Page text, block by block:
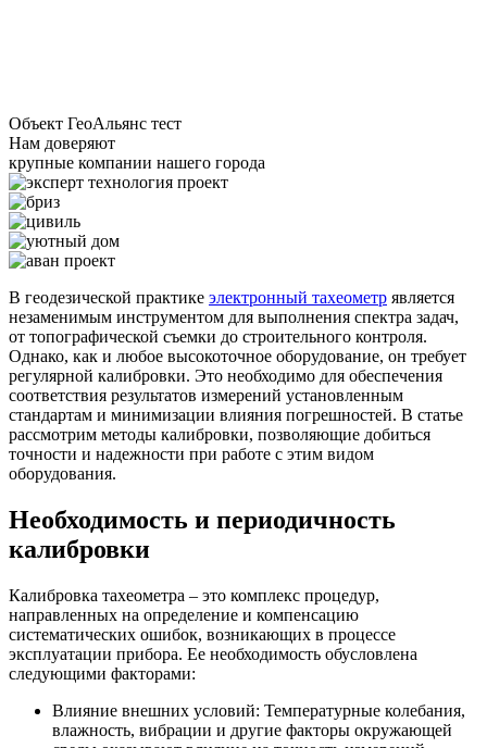
Объект ГеоАльянс тест
Нам доверяют
крупные компании нашего города
В геодезической практике электронный тахеометр является
незаменимым инструментом для выполнения спектра задач,
от топографической съемки до строительного контроля.
Однако, как и любое высокоточное оборудование, он требует
регулярной калибровки. Это необходимо для обеспечения
соответствия результатов измерений установленным
стандартам и минимизации влияния погрешностей. В статье
рассмотрим методы калибровки, позволяющие добиться
точности и надежности при работе с этим видом
оборудования.
Необходимость и периодичность
калибровки
Калибровка тахеометра – это комплекс процедур,
направленных на определение и компенсацию
систематических ошибок, возникающих в процессе
эксплуатации прибора. Ее необходимость обусловлена
следующими факторами:
Влияние внешних условий: Температурные колебания,
влажность, вибрации и другие факторы окружающей